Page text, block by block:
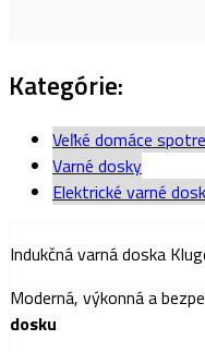
Kategórie:
Veľké domáce
Varné dosky
Elektrické varné
Indukčná varná doska
Moderná, výkonná a
dosku